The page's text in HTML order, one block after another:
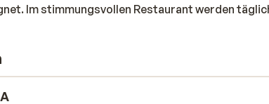
Im stimmungsvollen Restaurant werden
und Salzburger Spezialitäten serviert –
Tag auf der Piste kannst du hier wunderbar